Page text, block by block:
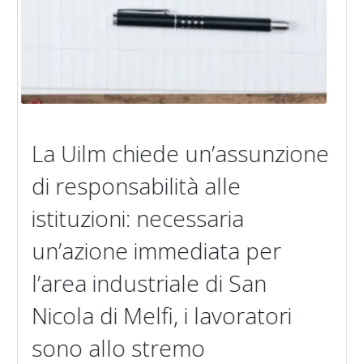
La Uilm chiede un’assunzione
di responsabilità alle
istituzioni: necessaria
un’azione immediata per
l’area industriale di San
Nicola di Melfi, i lavoratori
sono allo stremo